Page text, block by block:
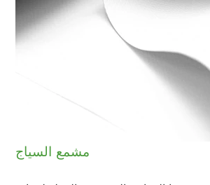
مشمع السياج